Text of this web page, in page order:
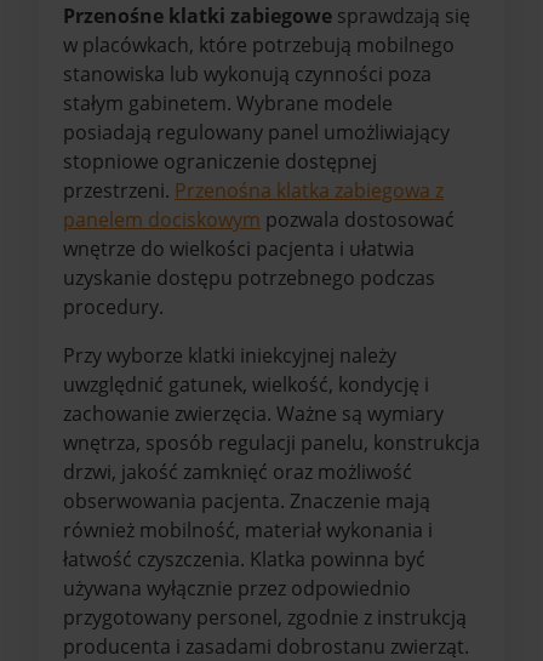
Przenośne klatki zabiegowe sprawdzają się
w placówkach, które potrzebują mobilnego
stanowiska lub wykonują czynności poza
stałym gabinetem. Wybrane modele
posiadają regulowany panel umożliwiający
stopniowe ograniczenie dostępnej
przestrzeni. Przenośna klatka zabiegowa z
panelem dociskowym pozwala dostosować
wnętrze do wielkości pacjenta i ułatwia
uzyskanie dostępu potrzebnego podczas
procedury.
Przy wyborze klatki iniekcyjnej należy
uwzględnić gatunek, wielkość, kondycję i
zachowanie zwierzęcia. Ważne są wymiary
wnętrza, sposób regulacji panelu, konstrukcja
drzwi, jakość zamknięć oraz możliwość
obserwowania pacjenta. Znaczenie mają
również mobilność, materiał wykonania i
łatwość czyszczenia. Klatka powinna być
używana wyłącznie przez odpowiednio
przygotowany personel, zgodnie z instrukcją
producenta i zasadami dobrostanu zwierząt.